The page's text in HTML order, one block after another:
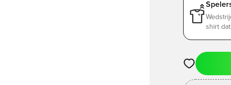
shirt
Opent een